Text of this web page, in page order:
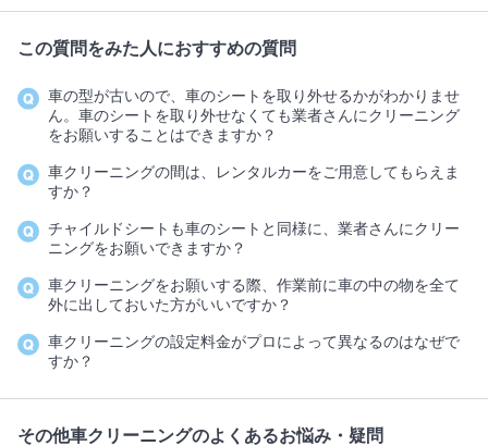
この質問をみた人におすすめの質問
車の型が古いので、車のシートを取り外せるかがわかりませ
ん。車のシートを取り外せなくても業者さんにクリーニング
をお願いすることはできますか？
車クリーニングの間は、レンタルカーをご用意してもらえま
すか？
チャイルドシートも車のシートと同様に、業者さんにクリー
ニングをお願いできますか？
車クリーニングをお願いする際、作業前に車の中の物を全て
外に出しておいた方がいいですか？
車クリーニングの設定料金がプロによって異なるのはなぜで
すか？
その他車クリーニングのよくあるお悩み・疑問